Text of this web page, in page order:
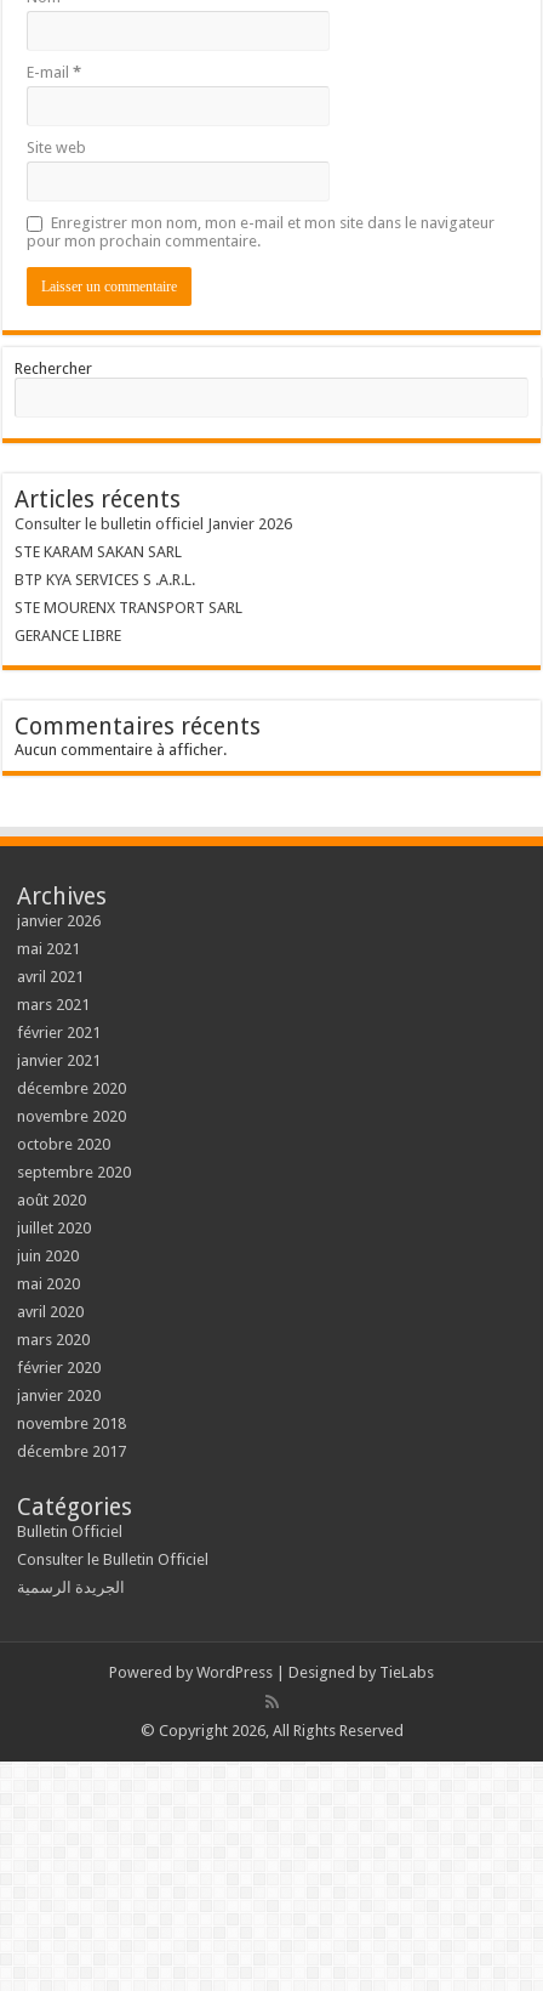
E-mail*
Site web
Enregistrer mon nom, mon e-mail et mon site dans le navigateur
pour mon prochain commentaire.
Rechercher
Articles récents
Consulter le bulletin officiel Janvier 2026
STE KARAM SAKAN SARL
BTP KYA SERVICES S .A.R.L.
STE MOURENX TRANSPORT SARL
GERANCE LIBRE
Commentaires récents
Aucun commentaire à afficher.
Archives
janvier 2026
mai 2021
avril 2021
mars 2021
février 2021
janvier 2021
décembre 2020
novembre 2020
octobre 2020
septembre 2020
août 2020
juillet 2020
juin 2020
mai 2020
avril 2020
mars 2020
février 2020
janvier 2020
novembre 2018
décembre 2017
Catégories
Bulletin Officiel
Consulter le Bulletin Officiel
الجريدة الرسمية
Powered by WordPress | Designed by TieLabs
© Copyright 2026, All Rights Reserved